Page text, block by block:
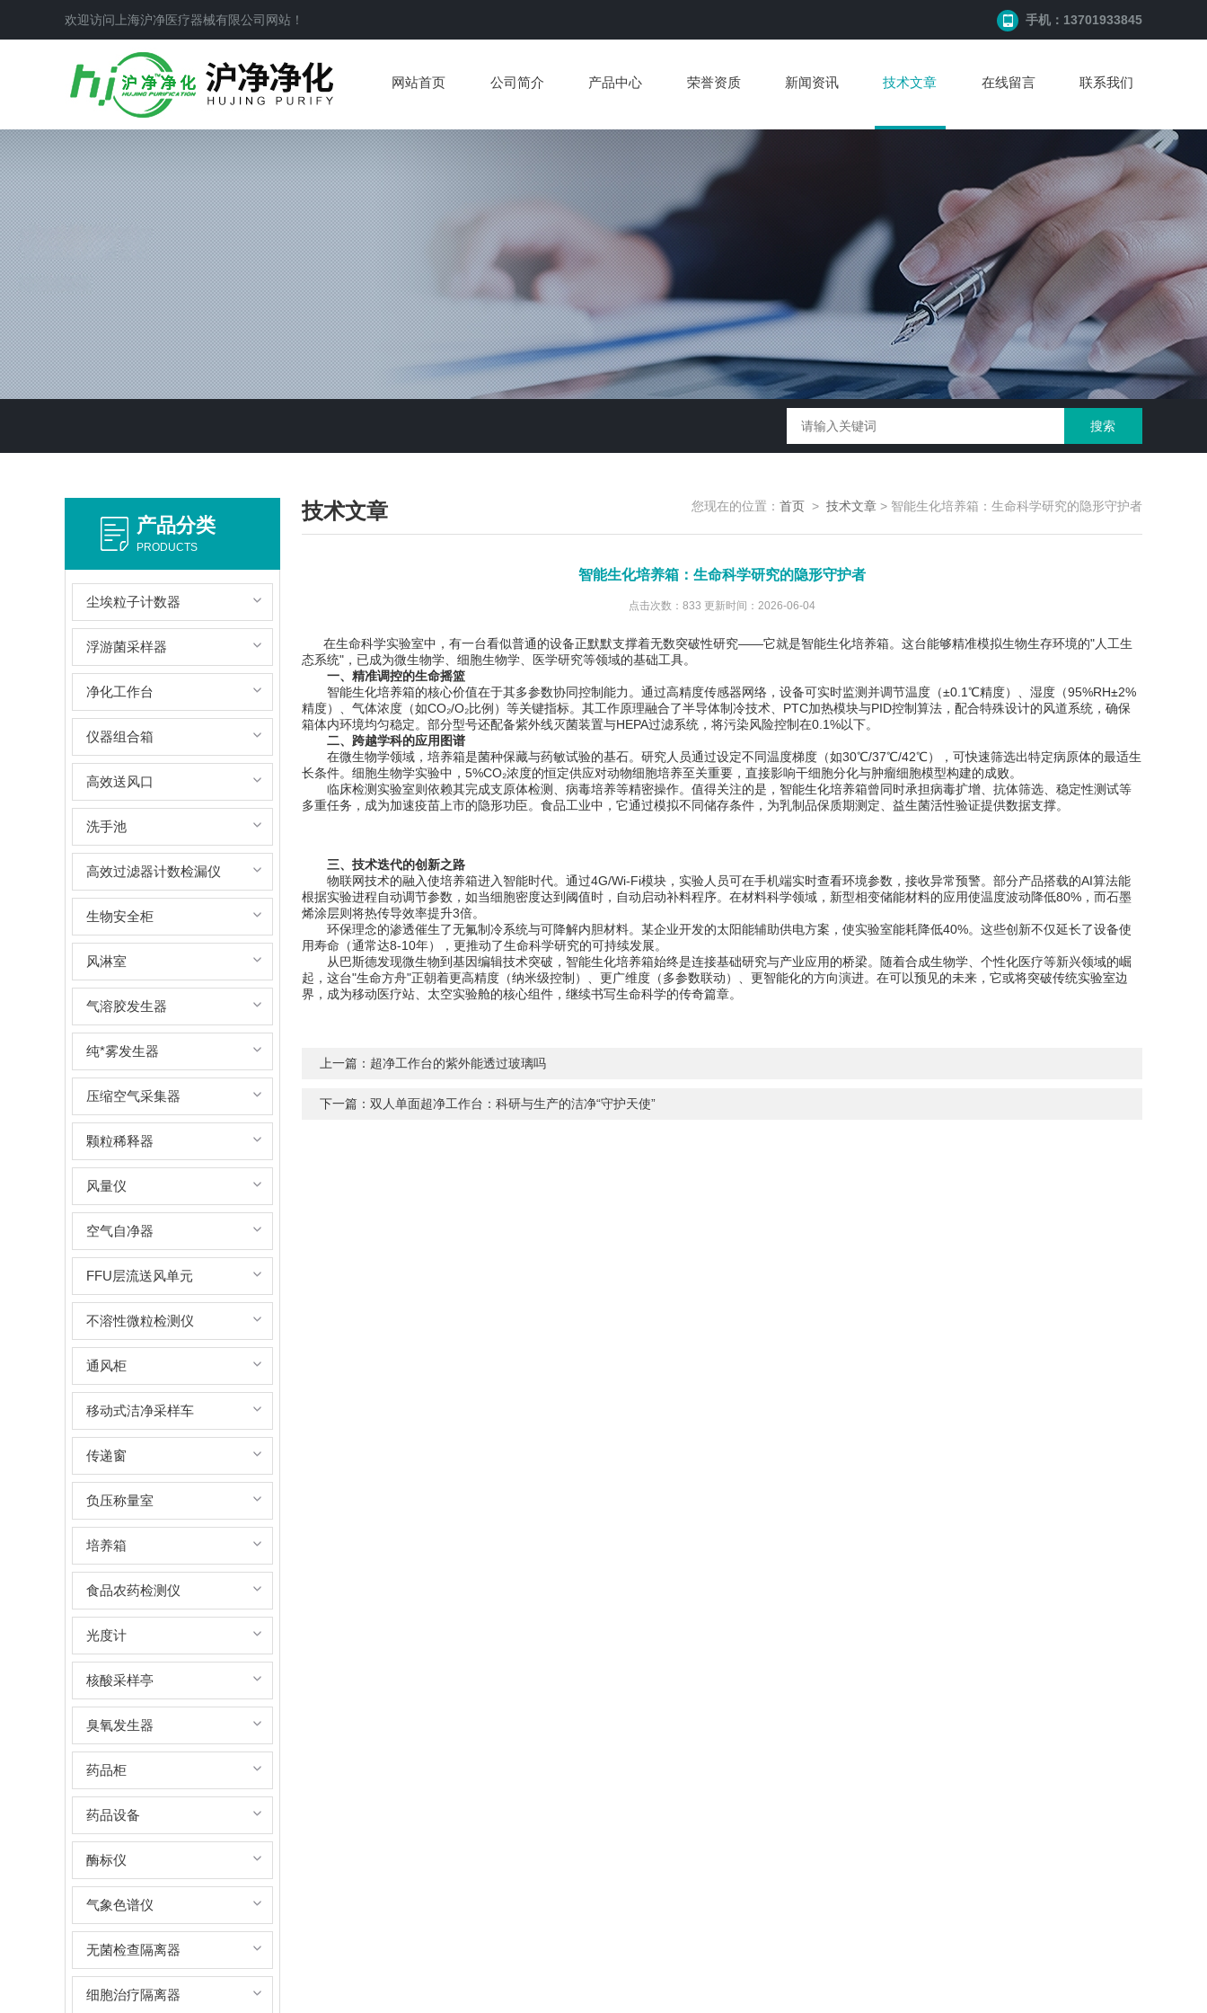
欢迎访问上海沪净医疗器械有限公司网站！ 手机：13701933845
网站首页 公司简介 产品中心 荣誉资质 新闻资讯 技术文章 在线留言 联系我们
技术文章 您现在的位置： 首页 > 技术文章 > 智能生化培养箱：生命科学研究的隐形守护者
智能生化培养箱：生命科学研究的隐形守护者
点击次数：833 更新时间：2026-06-04
在生命科学实验室中，有一台看似普通的设备正默默支撑着无数突破性研究——它就是智能生化培养箱。这台能够精准模拟生物生存环境的"人工生
态系统"，已成为微生物学、细胞生物学、医学研究等领域的基础工具。
一、精准调控的生命摇篮
智能生化培养箱的核心价值在于其多参数协同控制能力。通过高精度传感器网络，设备可实时监测并调节温度（±0.1℃精度）、湿度（95%RH±2%
精度）、气体浓度（如CO₂/O₂比例）等关键指标。其工作原理融合了半导体制冷技术、PTC加热模块与PID控制算法，配合特殊设计的风道系统，确保
箱体内环境均匀稳定。部分型号还配备紫外线灭菌装置与HEPA过滤系统，将污染风险控制在0.1%以下。
二、跨越学科的应用图谱
在微生物学领域，培养箱是菌种保藏与药敏试验的基石。研究人员通过设定不同温度梯度（如30℃/37℃/42℃），可快速筛选出特定病原体的最适生
长条件。细胞生物学实验中，5%CO₂浓度的恒定供应对动物细胞培养至关重要，直接影响干细胞分化与肿瘤细胞模型构建的成败。
临床检测实验室则依赖其完成支原体检测、病毒培养等精密操作。值得关注的是，智能生化培养箱曾同时承担病毒扩增、抗体筛选、稳定性测试等
多重任务，成为加速疫苗上市的隐形功臣。食品工业中，它通过模拟不同储存条件，为乳制品保质期测定、益生菌活性验证提供数据支撑。
三、技术迭代的创新之路
物联网技术的融入使培养箱进入智能时代。通过4G/Wi-Fi模块，实验人员可在手机端实时查看环境参数，接收异常预警。部分产品搭载的AI算法能
根据实验进程自动调节参数，如当细胞密度达到阈值时，自动启动补料程序。在材料科学领域，新型相变储能材料的应用使温度波动降低80%，而石墨
烯涂层则将热传导效率提升3倍。
环保理念的渗透催生了无氟制冷系统与可降解内胆材料。某企业开发的太阳能辅助供电方案，使实验室能耗降低40%。这些创新不仅延长了设备使
用寿命（通常达8-10年），更推动了生命科学研究的可持续发展。
从巴斯德发现微生物到基因编辑技术突破，智能生化培养箱始终是连接基础研究与产业应用的桥梁。随着合成生物学、个性化医疗等新兴领域的崛
起，这台"生命方舟"正朝着更高精度（纳米级控制）、更广维度（多参数联动）、更智能化的方向演进。在可以预见的未来，它或将突破传统实验室边
界，成为移动医疗站、太空实验舱的核心组件，继续书写生命科学的传奇篇章。
上一篇： 超净工作台的紫外能透过玻璃吗
下一篇： 双人单面超净工作台：科研与生产的洁净“守护天使”
产品分类
PRODUCTS
尘埃粒子计数器
浮游菌采样器
净化工作台
仪器组合箱
高效送风口
洗手池
高效过滤器计数检漏仪
生物安全柜
风淋室
气溶胶发生器
纯*雾发生器
压缩空气采集器
颗粒稀释器
风量仪
空气自净器
FFU层流送风单元
不溶性微粒检测仪
通风柜
移动式洁净采样车
传递窗
负压称量室
培养箱
食品农药检测仪
光度计
核酸采样亭
臭氧发生器
药品柜
药品设备
酶标仪
气象色谱仪
无菌检查隔离器
细胞治疗隔离器